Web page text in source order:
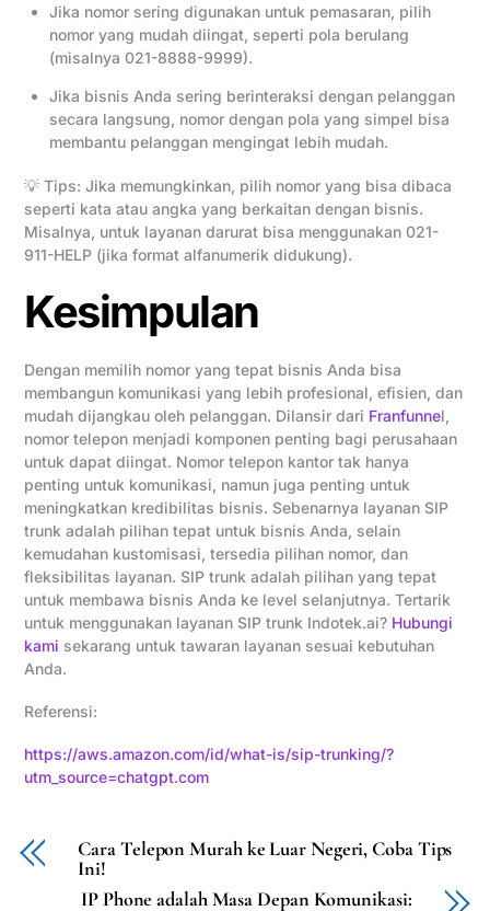
Jika nomor sering digunakan untuk pemasaran, pilih
nomor yang mudah diingat, seperti pola berulang
(misalnya 021-8888-9999).
Jika bisnis Anda sering berinteraksi dengan pelanggan
secara langsung, nomor dengan pola yang simpel bisa
membantu pelanggan mengingat lebih mudah.
💡 Tips: Jika memungkinkan, pilih nomor yang bisa dibaca
seperti kata atau angka yang berkaitan dengan bisnis.
Misalnya, untuk layanan darurat bisa menggunakan 021-
911-HELP (jika format alfanumerik didukung).
Kesimpulan
Dengan memilih nomor yang tepat bisnis Anda bisa
membangun komunikasi yang lebih profesional, efisien, dan
mudah dijangkau oleh pelanggan. Dilansir dari Franfunnel,
nomor telepon menjadi komponen penting bagi perusahaan
untuk dapat diingat. Nomor telepon kantor tak hanya
penting untuk komunikasi, namun juga penting untuk
meningkatkan kredibilitas bisnis. Sebenarnya layanan SIP
trunk adalah pilihan tepat untuk bisnis Anda, selain
kemudahan kustomisasi, tersedia pilihan nomor, dan
fleksibilitas layanan. SIP trunk adalah pilihan yang tepat
untuk membawa bisnis Anda ke level selanjutnya. Tertarik
untuk menggunakan layanan SIP trunk Indotek.ai? Hubungi
kami sekarang untuk tawaran layanan sesuai kebutuhan
Anda.
Referensi:
https://aws.amazon.com/id/what-is/sip-trunking/?
utm_source=chatgpt.com
Cara Telepon Murah ke Luar Negeri, Coba Tips
Ini!
IP Phone adalah Masa Depan Komunikasi: